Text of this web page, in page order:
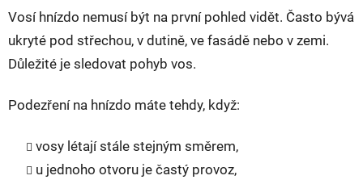
Vosí hnízdo nemusí být na první pohled vidět. Často bývá
ukryté pod střechou, v dutině, ve fasádě nebo v zemi.
Důležité je sledovat pohyb vos.
Podezření na hnízdo máte tehdy, když:
vosy létají stále stejným směrem,
u jednoho otvoru je častý provoz,